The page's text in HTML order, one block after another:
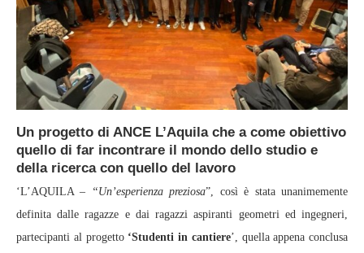
Un progetto di ANCE L’Aquila che a come obiettivo
quello di far incontrare il mondo dello studio e
della ricerca con quello del lavoro
‘L’AQUILA – “Un’esperienza preziosa”, così è stata unanimemente
definita dalle ragazze e dai ragazzi aspiranti geometri ed ingegneri,
partecipanti al progetto ‘Studenti in cantiere’, quella appena conclusa